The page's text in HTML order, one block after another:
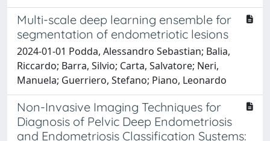
Multi-scale deep learning ensemble for
segmentation of endometriotic lesions
2024-01-01 Podda, Alessandro Sebastian; Balia,
Riccardo; Barra, Silvio; Carta, Salvatore; Neri,
Manuela; Guerriero, Stefano; Piano, Leonardo
Non-Invasive Imaging Techniques for
Diagnosis of Pelvic Deep Endometriosis
and Endometriosis Classification Systems: